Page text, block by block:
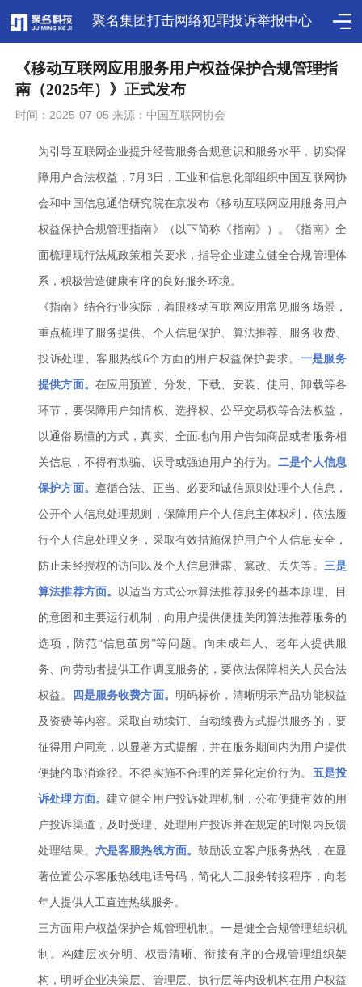
聚名集团打击网络犯罪投诉举报中心
《移动互联网应用服务用户权益保护合规管理指
南（2025年）》正式发布
时间：2025-07-05 来源：中国互联网协会
为引导互联网企业提升经营服务合规意识和服务水平，切实保
障用户合法权益，7月3日，工业和信息化部组织中国互联网协
会和中国信息通信研究院在京发布《移动互联网应用服务用户
权益保护合规管理指南》（以下简称《指南》）。《指南》全
面梳理现行法规政策相关要求，指导企业建立健全合规管理体
系，积极营造健康有序的良好服务环境。
《指南》结合行业实际，着眼移动互联网应用常见服务场景，
重点梳理了服务提供、个人信息保护、算法推荐、服务收费、
投诉处理、客服热线6个方面的用户权益保护要求。 一是服务
提供方面。 在应用预置、分发、下载、安装、使用、卸载等各
环节，要保障用户知情权、选择权、公平交易权等合法权益，
以通俗易懂的方式，真实、全面地向用户告知商品或者服务相
关信息，不得有欺骗、误导或强迫用户的行为。二是个人信息
保护方面。 遵循合法、正当、必要和诚信原则处理个人信息，
公开个人信息处理规则，保障用户个人信息主体权利，依法履
行个人信息处理义务，采取有效措施保护用户个人信息安全，
防止未经授权的访问以及个人信息泄露、篡改、丢失等。 三是
算法推荐方面。 以适当方式公示算法推荐服务的基本原理、目
的意图和主要运行机制，向用户提供便捷关闭算法推荐服务的
选项，防范“信息茧房”等问题。向未成年人、老年人提供服
务、向劳动者提供工作调度服务的，要依法保障相关人员合法
权益。 四是服务收费方面。 明码标价，清晰明示产品功能权益
及资费等内容。采取自动续订、自动续费方式提供服务的，要
征得用户同意，以显著方式提醒，并在服务期间内为用户提供
便捷的取消途径。不得实施不合理的差异化定价行为。 五是投
诉处理方面。 建立健全用户投诉处理机制，公布便捷有效的用
户投诉渠道，及时受理、处理用户投诉并在规定的时限内反馈
处理结果。 六是客服热线方面。鼓励设立客户服务热线，在显
著位置公示客服热线电话号码，简化人工服务转接程序，向老
年人提供人工直连热线服务。
三方面用户权益保护合规管理机制。一是健全合规管理组织机
制。构建层次分明、权责清晰、衔接有序的合规管理组织架
构，明晰企业决策层、管理层、执行层等内设机构在用户权益